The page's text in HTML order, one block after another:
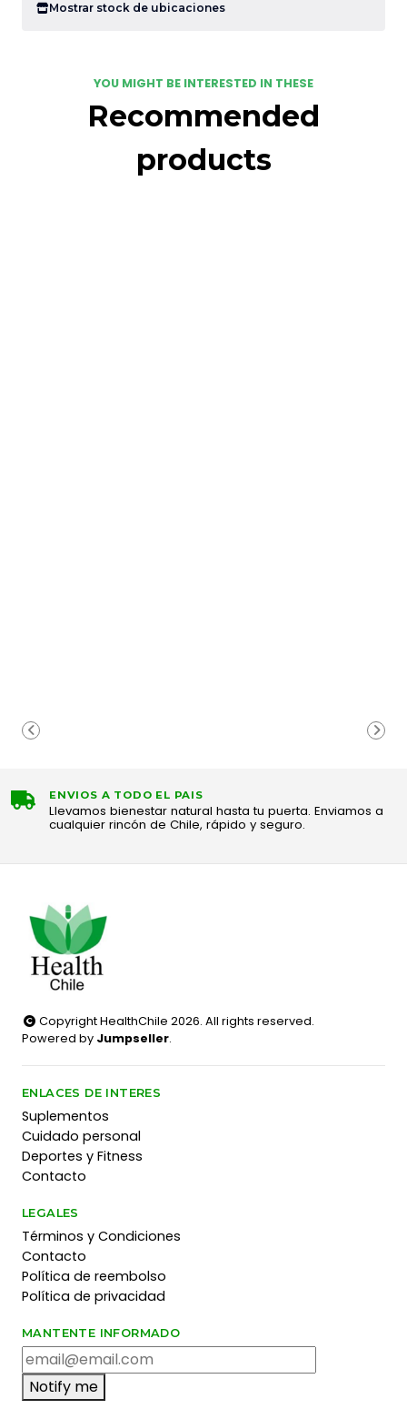
Mostrar stock de ubicaciones
YOU MIGHT BE INTERESTED IN THESE
Recommended
products
ENVIOS A TODO EL PAIS
Llevamos bienestar natural hasta tu puerta. Enviamos a
cualquier rincón de Chile, rápido y seguro.
Copyright HealthChile 2026. All rights reserved.
Powered by Jumpseller.
ENLACES DE INTERES
Suplementos
Cuidado personal
Deportes y Fitness
Contacto
LEGALES
Términos y Condiciones
Contacto
Política de reembolso
Política de privacidad
MANTENTE INFORMADO
Notify me